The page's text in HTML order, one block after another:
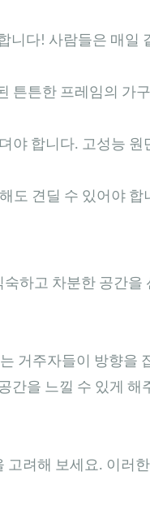
니다! 사람들은 매일
튼튼한 프레임의 가
야 합니다. 고성능
도 견딜 수 있어야 합
하고 차분한 공간
거주자들이 방향을
간을 느낄 수 있게
려해 보세요. 이러